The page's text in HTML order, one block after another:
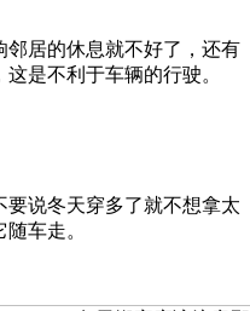
居的休息就不好了，还有
是不利于车辆的行驶。
说冬天穿多了就不想拿太
车走。